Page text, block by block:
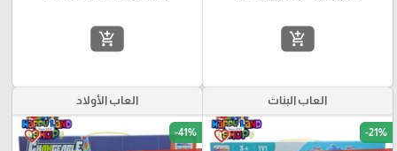
add_shopping_cart
add_shopping_cart
العاب البنات
favorite_border -21%
العاب الأولاد
favorite_border -41%